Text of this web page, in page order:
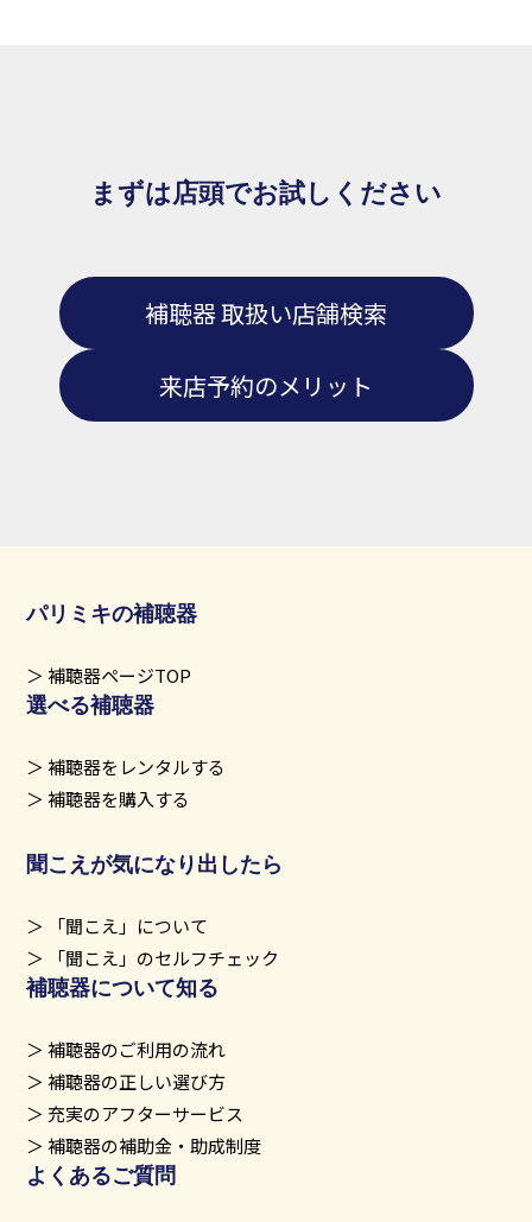
まずは店頭でお試しください
補聴器 取扱い店舗検索
来店予約のメリット
パリミキの補聴器
補聴器ページTOP
選べる補聴器
補聴器をレンタルする
補聴器を購入する
聞こえが気になり出したら
「聞こえ」について
「聞こえ」のセルフチェック
補聴器について知る
補聴器のご利用の流れ
補聴器の正しい選び方
充実のアフターサービス
補聴器の補助金・助成制度
よくあるご質問